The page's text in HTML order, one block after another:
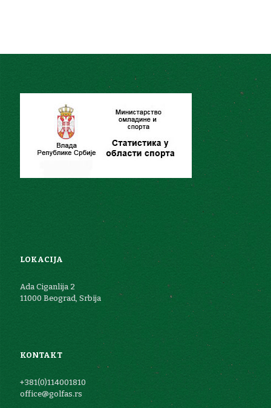
LOKACIJA
Ada Ciganlija 2
11000 Beograd, Srbija
KONTAKT
+381(0)114001810
office@golfas.rs